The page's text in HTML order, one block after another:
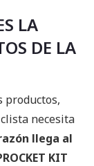
LA
DE LA
productos,
necesita
llega al
KIT